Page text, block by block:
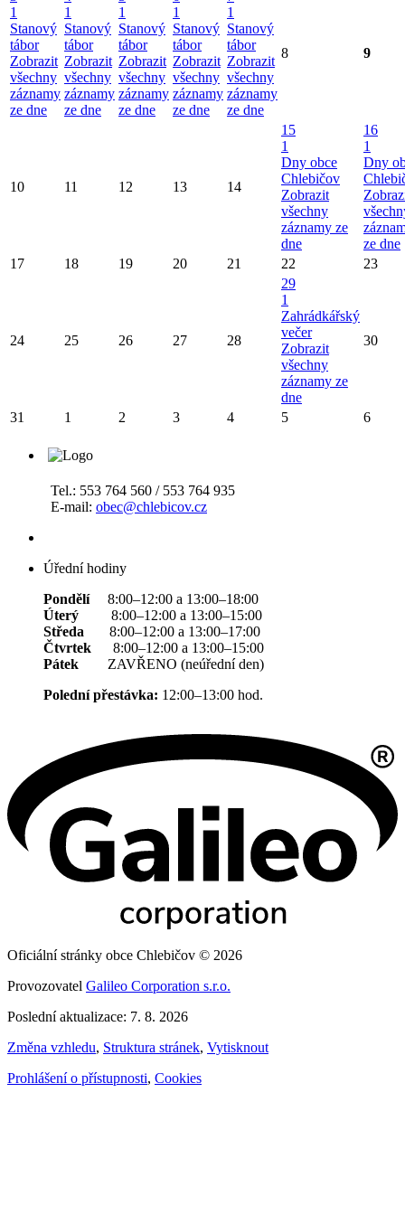
1
Stanový
tábor
Zobrazit
všechny
záznamy
ze dne
1
Stanový
tábor
Zobrazit
všechny
záznamy
ze dne
1
Stanový
tábor
Zobrazit
všechny
záznamy
ze dne
1
Stanový
tábor
Zobrazit
všechny
záznamy
ze dne
1
Stanový
tábor
Zobrazit
všechny
záznamy
ze dne
8 9
10 11 12 13 14
15
1
Dny obce
Chlebičov
Zobrazit
všechny
záznamy ze
dne
16
1
Dny
ze dne
17
18 19 20 21 22 23
24 25 26 27 28
29
1
Zahrádkářský
večer
Zobrazit
všechny
záznamy ze
dne
30
31 1 2 3 4 5 6
Tel.: 553 764 560 / 553 764 935
E-mail: obec@chlebicov.cz
Úřední hodiny
Pondělí8:00–12:00 a 13:00–18:00
Úterý
8:00–12:00 a 13:00–15:00
Středa
8:00–12:00 a 13:00–17:00
Čtvrtek
8:00–12:00 a 13:00–15:00
Pátek
ZAVŘENO (neúřední den)
Polední přestávka: 12:00–13:00 hod.
Oficiální stránky obce Chlebičov © 2026
Provozovatel Galileo Corporation s.r.o.
Poslední aktualizace: 7. 8. 2026
Změna vzhledu, Struktura stránek, Vytisknout
Prohlášení o přístupnosti, Cookies